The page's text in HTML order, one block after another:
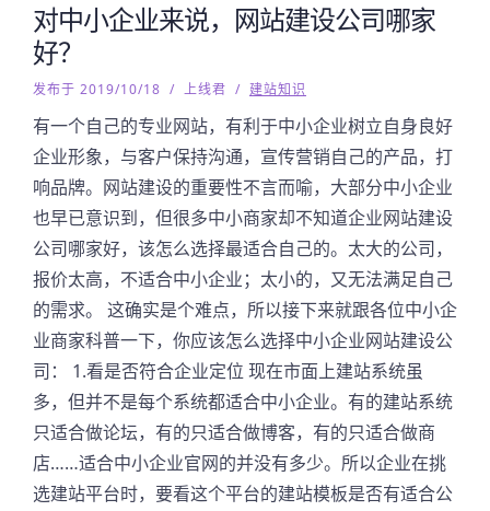
对中小企业来说，网站建设公司哪家
好？
发布于 2019/10/18 / 上线君 / 建站知识
有一个自己的专业网站，有利于中小企业树立自身良好
企业形象，与客户保持沟通，宣传营销自己的产品，打
响品牌。网站建设的重要性不言而喻，大部分中小企业
也早已意识到，但很多中小商家却不知道企业网站建设
公司哪家好，该怎么选择最适合自己的。太大的公司，
报价太高，不适合中小企业；太小的，又无法满足自己
的需求。 这确实是个难点，所以接下来就跟各位中小企
业商家科普一下，你应该怎么选择中小企业网站建设公
司： 1.看是否符合企业定位 现在市面上建站系统虽
多，但并不是每个系统都适合中小企业。有的建站系统
只适合做论坛，有的只适合做博客，有的只适合做商
店……适合中小企业官网的并没有多少。所以企业在挑
选建站平台时，要看这个平台的建站模板是否有适合公